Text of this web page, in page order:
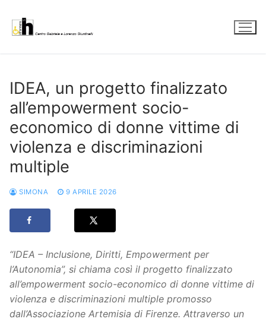
contenuto
IDEA, un progetto finalizzato
all’empowerment socio-
economico di donne vittime di
violenza e discriminazioni
multiple
SIMONA 9 APRILE 2026
“IDEA – Inclusione, Diritti, Empowerment per
l’Autonomia”, si chiama così il progetto finalizzato
all’empowerment socio-economico di donne vittime di
violenza e discriminazioni multiple promosso
dall’Associazione Artemisia di Firenze. Attraverso un